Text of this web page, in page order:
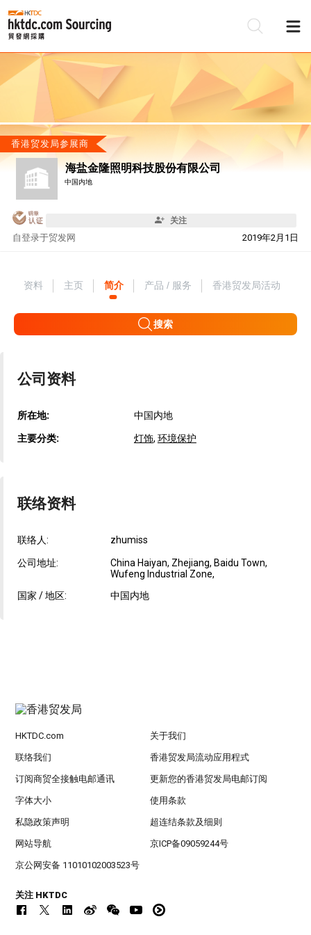
香港贸发局参展商
海盐金隆照明科技股份有限公司
中国内地
关注
自 2019年2月1日
登录于贸发网
资料 主页 简介 产品 / 服务 香港贸发局活动
搜索
公司资料
所在地: 中国内地
主要分类: 灯饰, 环境保护
联络资料
联络人: zhumiss
公司地址:
China Haiyan, Zhejiang, Baidu Town,
Wufeng Industrial Zone,
国家 / 地区:
中国内地
HKTDC.com 关于我们
联络我们 香港贸发局流动应用程式
订阅商贸全接触电邮通讯 更新您的香港贸发局电邮订阅
字体大小 使用条款
私隐政策声明 超连结条款及细则
网站导航 京ICP备09059244号
京公网安备 11010102003523号
关注 HKTDC